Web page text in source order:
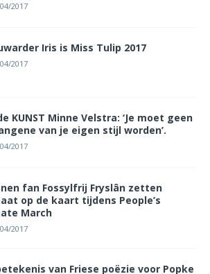
2017
Iris is Miss Tulip 2017
2017
KUNST Minne Velstra: ‘Je moet geen
van je eigen stijl worden’.
2017
fan Fossylfrij Fryslân zetten
op de kaart tijdens People’s
March
2017
van Friese poëzie voor Popke